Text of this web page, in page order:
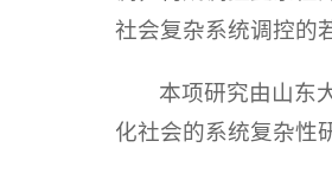
社会复杂系统调控的
本项研究由山东
化社会的系统复杂性